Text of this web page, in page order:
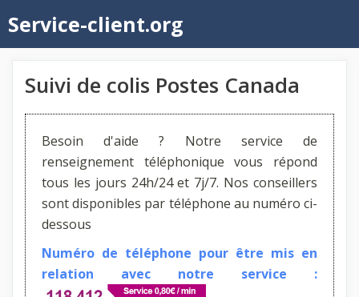
au
contenu
Service-client.org
Suivi de colis Postes Canada
Besoin d'aide ? Notre service de
renseignement téléphonique vous répond
tous les jours 24h/24 et 7j/7. Nos conseillers
sont disponibles par téléphone au numéro ci-
dessous
Numéro de téléphone pour être mis en
relation avec notre service :